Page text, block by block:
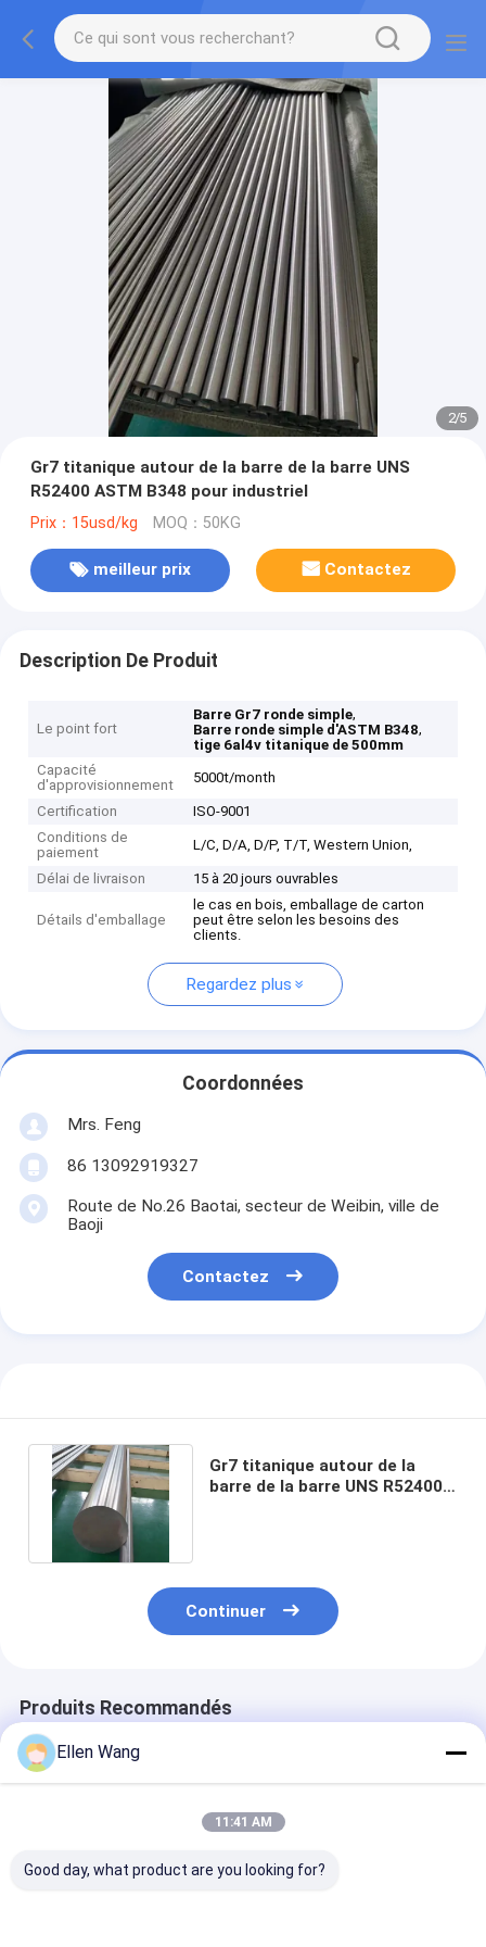
2/5
Gr7 titanique autour de la barre de la barre UNS
R52400 ASTM B348 pour industriel
Prix：15usd/kg MOQ：50KG
meilleur prix Contactez
Description De Produit
Le point fort
Barre Gr7 ronde simple,
Barre ronde simple d'ASTM B348,
tige 6al4v titanique de 500mm
Capacité
d'approvisionnement
5000t/month
Certification
ISO-9001
Conditions de
paiement
L/C, D/A, D/P, T/T, Western Union,
Délai de livraison 15 à 20 jours ouvrables
Détails d'emballage
le cas en bois, emballage de carton
peut être selon les besoins des
clients.
Regardez plus
Coordonnées
Mrs. Feng
86 13092919327
Route de No.26 Baotai, secteur de Weibin, ville de
Baoji
Contactez
Gr7 titanique autour de la
barre de la barre UNS R52400
Continuer
Produits Recommandés
Ellen Wang
11:41 AM
Good day, what product are you looking for?